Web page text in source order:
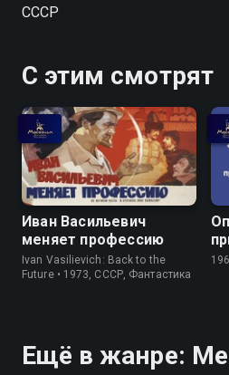
СССР
С этим смотрят
Иван Васильевич
меняет профессию
Ivan Vasilievich: Back to the
Future • 1973, СССР, Фантастика
Ещё в жанре: